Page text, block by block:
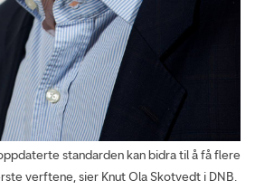
oppdaterte standarden kan bidra til å få flere
verftene, sier Knut Ola Skotvedt i DNB.